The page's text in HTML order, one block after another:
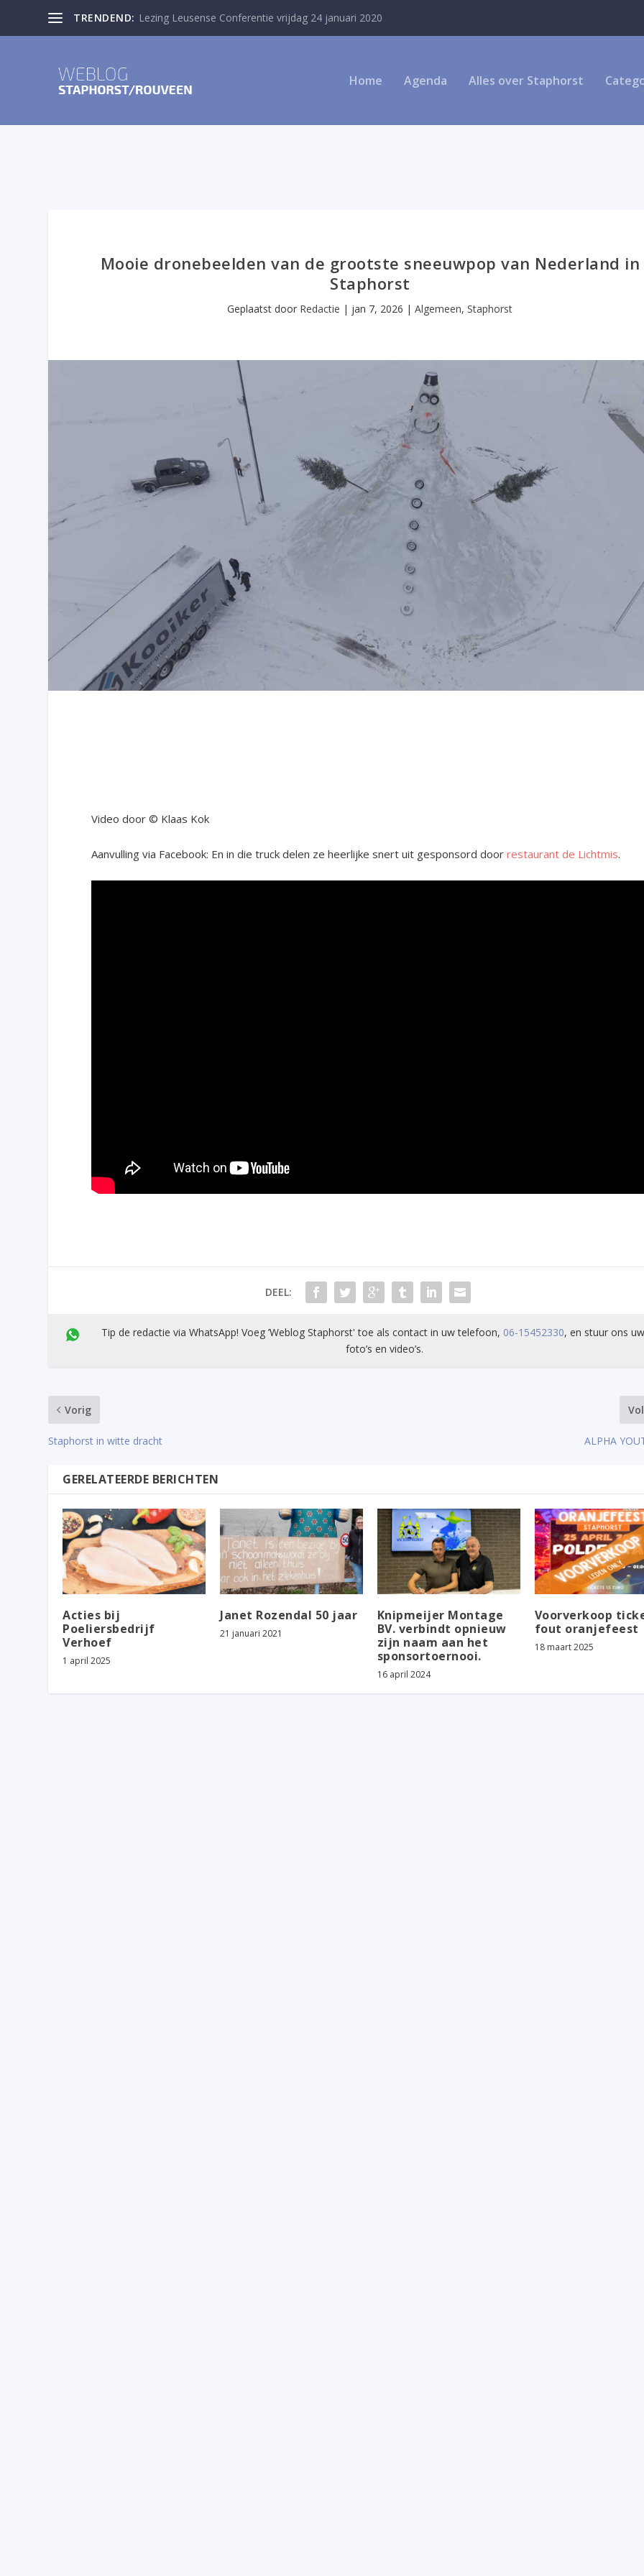
TRENDEND: Lezing Leusense Conferentie vrijdag 24 januari 2020
Home Agenda Alles over Staphorst
Mooie dronebeelden van de grootste sneeuwpop van Nederland in
Staphorst
Geplaatst door Redactie | jan 7, 2026 |Algemeen,Staphorst
Video door © Klaas Kok
Aanvulling via Facebook: En in die truck delen ze heerlijke snert uit gesponsord doorrestaurant de Lichtmis.
DEEL:
Tip de redactie via WhatsApp! Voeg ’Weblog Staphorst' toe als contact in uw telefoon, 06-15452330, en stuur ons
foto’s en video’s.
Vorig
Staphorst in witte dracht ALPHA
GERELATEERDE BERICHTEN
Acties bij
Poeliersbedrijf
Verhoef
1 april 2025
Janet Rozendal 50 jaar
21 januari 2021
Knipmeijer Montage
BV. verbindt opnieuw
zijn naam aan het
sponsortoernooi.
16 april 2024
Voorverkoop
fout oranjefeest
18 maart 2025